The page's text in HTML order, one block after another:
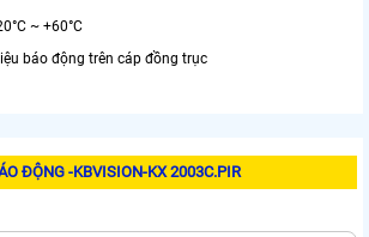
~ +60°C
báo động trên cáp đồng trục
ĐỘNG -KBVISION-KX 2003C.PIR